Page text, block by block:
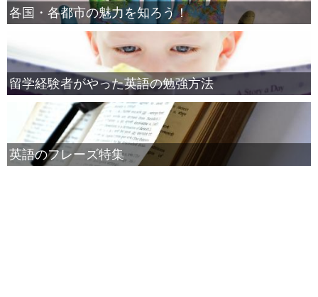
各国・各都市の魅力を知ろう！
留学経験者がやった英語の勉強方法
英語のフレーズ特集